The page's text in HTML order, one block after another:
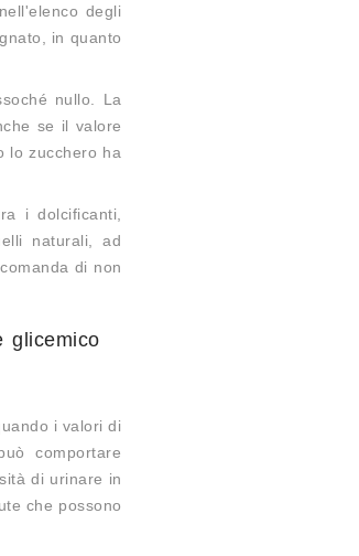
degli
in quanto
nullo. La
se il valore
lo zucchero ha
i dolcificanti,
naturali, ad
di non
glicemico
i valori di
comportare
di urinare in
che possono